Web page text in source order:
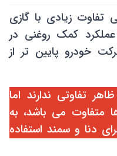
زیادی با گازی
عملکرد کمک روغنی در
خودرو پایین تر از
ظاهر تفاوتی ندارند اما
متفاوت می باشد، به
دنا و سمند استفاده